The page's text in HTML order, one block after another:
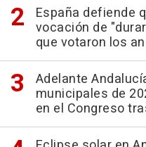
España defiende
vocación de
que votaron los
Adelante
municipales de
en el Congreso